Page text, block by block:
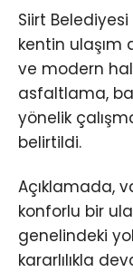
Siirt
kentin ulaşım
ve modern
asfaltlama,
yönelik
belirtildi.
Açıklamada,
konforlu bir
genelindeki
kararlılıkla